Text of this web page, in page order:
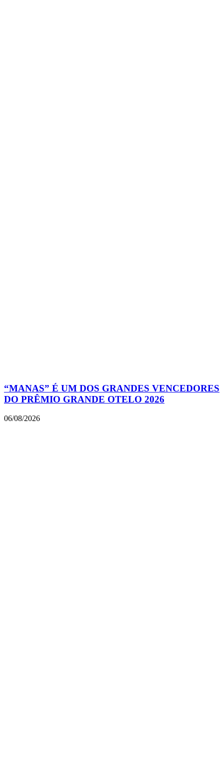
“MANAS” É UM DOS GRANDES VENCEDORES
DO PRÊMIO GRANDE OTELO 2026
06/08/2026